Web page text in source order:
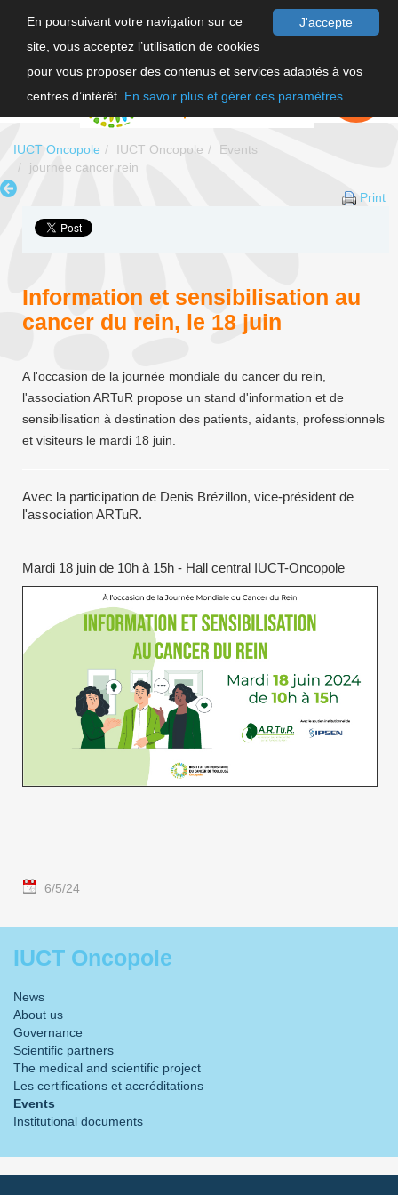
J'accepte
En poursuivant votre navigation sur ce
site, vous acceptez l’utilisation de cookies
pour vous proposer des contenus et services adaptés à vos
centres d’intérêt. En savoir plus et gérer ces paramètres
FAIRE UN
DON
IUCT Oncopole IUCT Oncopole
Events
journee cancer rein
Print
Information et sensibilisation au
cancer du rein, le 18 juin
A l'occasion de la journée mondiale du cancer du rein,
l'association ARTuR propose un stand d'information et de
sensibilisation à destination des patients, aidants, professionnels
et visiteurs le mardi 18 juin.
Avec la participation de Denis Brézillon, vice-président de
l'association ARTuR.
Mardi 18 juin de 10h à 15h - Hall central IUCT-Oncopole
6/5/24
IUCT Oncopole
News
About us
Governance
Scientific partners
The medical and scientific project
Les certifications et accréditations
Events
Institutional documents